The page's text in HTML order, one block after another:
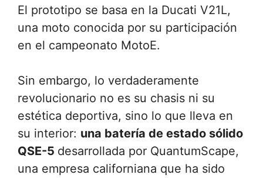
El prototipo se basa en la Ducati V21L,
una moto conocida por su participación
en el campeonato MotoE.
Sin embargo, lo verdaderamente
revolucionario no es su chasis ni su
estética deportiva, sino lo que lleva en
su interior: una batería de estado sólido
QSE-5 desarrollada por QuantumScape,
una empresa californiana que ha sido